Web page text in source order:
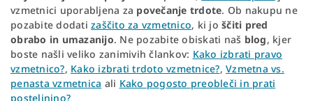
vzmetnici uporabljena za povečanje trdote. Ob nakupu ne
pozabite dodati zaščito za vzmetnico, ki jo ščiti pred
obrabo in umazanijo. Ne pozabite obiskati naš blog, kjer
boste našli veliko zanimivih člankov: Kako izbrati pravo
vzmetnico?, Kako izbrati trdoto vzmetnice?, Vzmetna vs.
penasta vzmetnica ali Kako pogosto preobleči in prati
posteljnino?